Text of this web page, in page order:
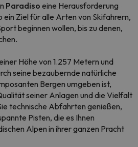
Paradiso eine Herausforderung
ein Ziel für alle Arten von Skifahrern,
beginnen wollen, bis zu denen,
Höhe von 1.257 Metern und
seine bezaubernde natürliche
Bergen umgeben ist,
seiner Anlagen und die Vielfalt
technische Abfahrten genießen,
Pisten, die es Ihnen
Alpen in ihrer ganzen Pracht